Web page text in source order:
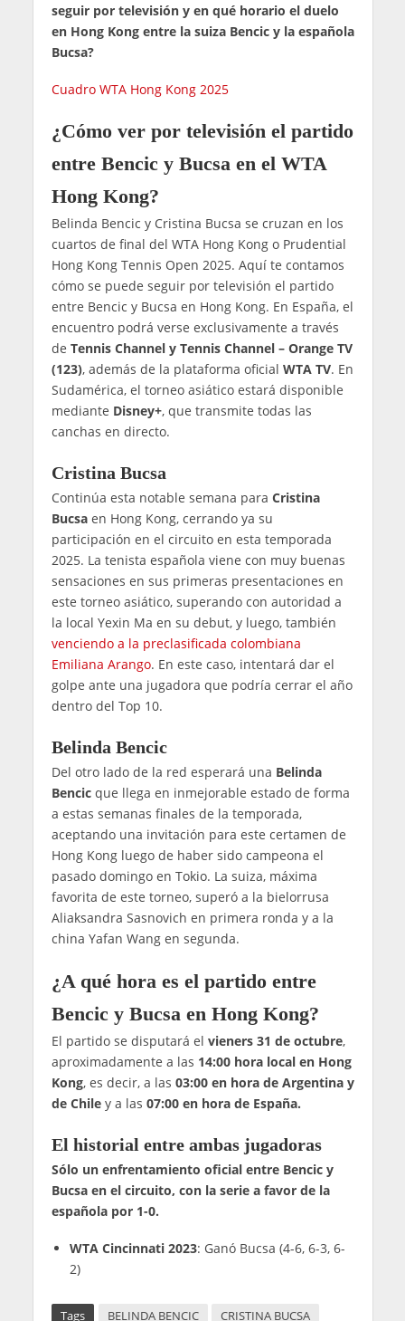
seguir por televisión y en qué horario el duelo
en Hong Kong entre la suiza Bencic y la española
Bucsa?
Cuadro WTA Hong Kong 2025
¿Cómo ver por televisión el partido
entre Bencic y Bucsa en el WTA
Hong Kong?
Belinda Bencic y Cristina Bucsa se cruzan en los
cuartos de final del WTA Hong Kong o Prudential
Hong Kong Tennis Open 2025. Aquí te contamos
cómo se puede seguir por televisión el partido
entre Bencic y Bucsa en Hong Kong. En España, el
encuentro podrá verse exclusivamente a través
de Tennis Channel y Tennis Channel – Orange TV
(123), además de la plataforma oficial WTA TV. En
Sudamérica, el torneo asiático estará disponible
mediante Disney+, que transmite todas las
canchas en directo.
Cristina Bucsa
Continúa esta notable semana para Cristina
Bucsaen Hong Kong, cerrando ya su
participación en el circuito en esta temporada
2025. La tenista española viene con muy buenas
sensaciones en sus primeras presentaciones en
este torneo asiático, superando con autoridad a
la local Yexin Ma en su debut, y luego, también
venciendo a la preclasificada colombiana
Emiliana Arango. En este caso, intentará dar el
golpe ante una jugadora que podría cerrar el año
dentro del Top 10.
Belinda Bencic
Del otro lado de la red esperará una Belinda
Bencicque llega en inmejorable estado de forma
a estas semanas finales de la temporada,
aceptando una invitación para este certamen de
Hong Kong luego de haber sido campeona el
pasado domingo en Tokio. La suiza, máxima
favorita de este torneo, superó a la bielorrusa
Aliaksandra Sasnovich en primera ronda y a la
china Yafan Wang en segunda.
¿A qué hora es el partido entre
Bencic y Bucsa en Hong Kong?
El partido se disputará el vieners 31 de octubre,
aproximadamente a las 14:00 hora local en Hong
Kong, es decir, a las 03:00 en hora de Argentina y
de Chiley a las 07:00 en hora de España.
El historial entre ambas jugadoras
Sólo un enfrentamiento oficial entre Bencic y
Bucsa en el circuito, con la serie a favor de la
española por 1-0.
WTA Cincinnati 2023: Ganó Bucsa (4-6, 6-3, 6-
2)
Tags BELINDA BENCIC CRISTINA BUCSA